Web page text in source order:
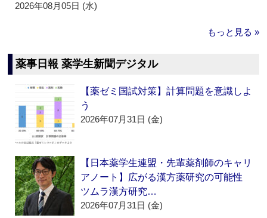
2026年08月05日 (水)
もっと見る »
薬事日報 薬学生新聞デジタル
【薬ゼミ国試対策】計算問題を意識しよ
う
2026年07月31日 (金)
【日本薬学生連盟・先輩薬剤師のキャリ
アノート】広がる漢方薬研究の可能性
ツムラ漢方研究…
2026年07月31日 (金)